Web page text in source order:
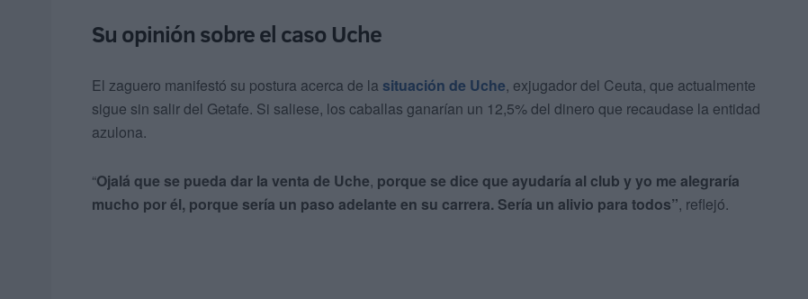
Su opinión sobre el caso Uche
El zaguero manifestó su postura acerca de la situación de Uche, exjugador del Ceuta, que actualmente
sigue sin salir del Getafe. Si saliese, los caballas ganarían un 12,5% del dinero que recaudase la entidad
azulona.
“Ojalá que se pueda dar la venta de Uche, porque se dice que ayudaría al club y yo me alegraría
mucho por él, porque sería un paso adelante en su carrera. Sería un alivio para todos”, reflejó.